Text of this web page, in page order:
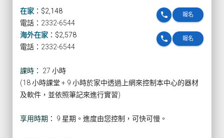
在家 ： $2,148 報名
phone
電話：2332-6544
海外在家 ： $2,578 報名
phone
電話：2332-6544
課時：
27 小時
(18 小時課堂 + 9 小時於家中透過上網來控制本中心的器材
及軟件，並依照筆記來進行實習)
享用時期： 9 星期。進度由您控制，可快可慢。